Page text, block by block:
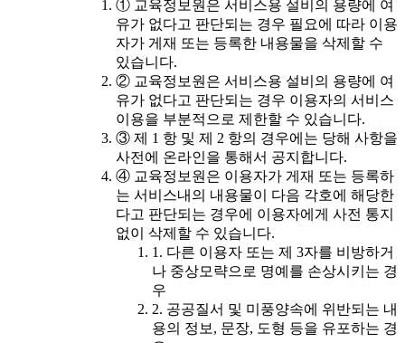
① 교육정보원은 서비스용 설비의 용량에 여
유가 없다고 판단되는 경우 필요에 따라 이용
자가 게재 또는 등록한 내용물을 삭제할 수
있습니다.
② 교육정보원은 서비스용 설비의 용량에 여
유가 없다고 판단되는 경우 이용자의 서비스
이용을 부분적으로 제한할 수 있습니다.
③ 제 1 항 및 제 2 항의 경우에는 당해 사항을
사전에 온라인을 통해서 공지합니다.
④ 교육정보원은 이용자가 게재 또는 등록하
는 서비스내의 내용물이 다음 각호에 해당한
다고 판단되는 경우에 이용자에게 사전 통지
없이 삭제할 수 있습니다.
1. 다른 이용자 또는 제 3자를 비방하거
나 중상모략으로 명예를 손상시키는 경
우
2. 공공질서 및 미풍양속에 위반되는 내
용의 정보, 문장, 도형 등을 유포하는 경